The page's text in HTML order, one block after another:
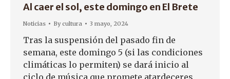
Al caer el sol, este domingo en El Brete
Noticias Bycultura 3 mayo, 2024
Tras la suspensión del pasado fin de
semana, este domingo 5 (si las condiciones
climáticas lo permiten) se dará inicio al
ciclo de música que promete atardeceres